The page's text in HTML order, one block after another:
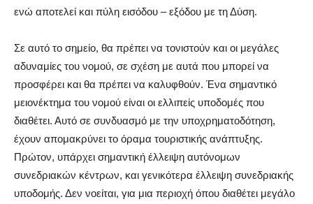
ενώ αποτελεί και πύλη εισόδου – εξόδου με τη Δύση.
Σε αυτό το σημείο, θα πρέπει να τονιστούν και οι μεγάλες
αδυναμίες του νομού, σε σχέση με αυτά που μπορεί να
προσφέρει και θα πρέπει να καλυφθούν. Ένα σημαντικό
μειονέκτημα του νομού είναι οι ελλιπείς υποδομές που
διαθέτει. Αυτό σε συνδυασμό με την υποχρηματοδότηση,
έχουν απομακρύνει το όραμα τουριστικής ανάπτυξης.
Πρώτον, υπάρχει σημαντική έλλειψη αυτόνομων
συνεδριακών κέντρων, και γενικότερα έλλειψη συνεδριακής
υποδομής. Δεν νοείται, για μια περιοχή όπου διαθέτει μεγάλο